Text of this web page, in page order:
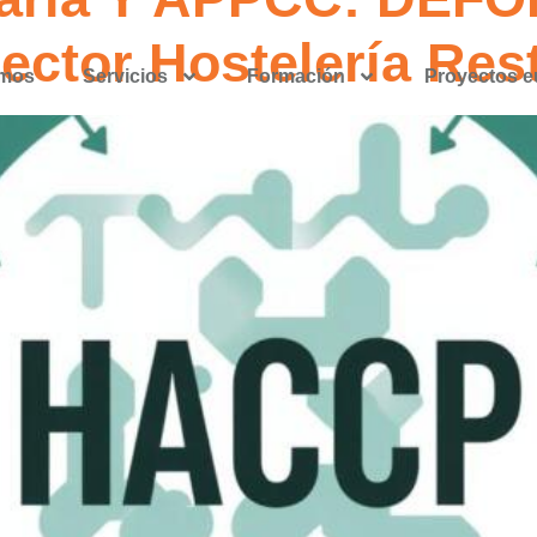
Servicios Formación Proyectos
Hostelería